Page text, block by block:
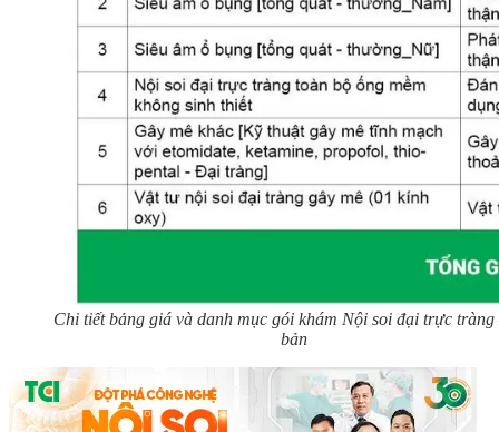
Chi tiết bảng giá và danh mục gói khám Nội soi đại trực
bản